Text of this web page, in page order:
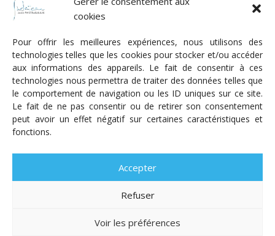
cookies
Pour offrir les meilleures expériences, nous utilisons des
technologies telles que les cookies pour stocker et/ou accéder
aux informations des appareils. Le fait de consentir à ces
technologies nous permettra de traiter des données telles que
le comportement de navigation ou les ID uniques sur ce site.
Le fait de ne pas consentir ou de retirer son consentement
peut avoir un effet négatif sur certaines caractéristiques et
fonctions.
Accepter
Refuser
Voir les préférences
Radio Judaica Strasbourg
Tous droits réservés
RADIO JUDAÏCA
ÉMISSIONS ET GRILLE DES PROGRAMMES
PODCASTS
UN DON
ADHÉRER MENTIONS LÉGALES
RÉAL.